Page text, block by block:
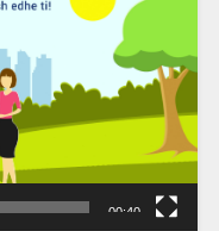
00:40